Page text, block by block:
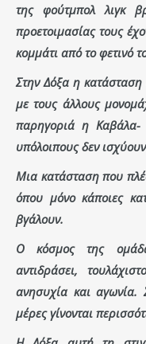
της φούτμπολ λιγκ
προετοιμασίας τους
κομμάτι από το φετινό
Στην Δόξα η κατάσταση
με τους άλλους
παρηγοριά η Καβάλα-
υπόλοιπους δεν
Μια κατάσταση που
όπου μόνο κάποιες
βγάλουν.
Ο κόσμος της
αντιδράσει,
ανησυχία και
μέρες γίνονται